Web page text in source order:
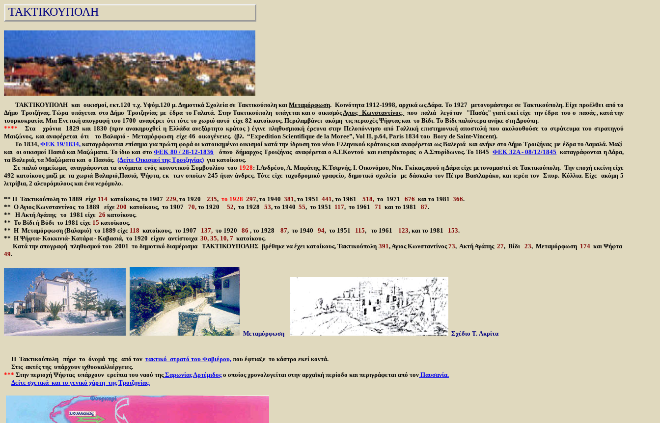
ΤΑΚΤΙΚΟΥΠΟΛΗ
ΤΑΚΤΙΚΟΥΠΟΛΗ και οικισμοί, εκτ.120 τ.χ. Υψόμ.120 μ. Δημοτικά Σχολεία σε Τακτικούπολη καιΜεταμόρφωση. Κοινότητα 1912-1998, αρχικά ως Δάρα. Το 1927 μετονομάστηκε σε Τακτικούπολη. Είχε προέλθει από το
Δήμο Τροιζήνας. Τώρα υπάγεται στο Δήμο Τροιζηνίας με έδρα το Γαλατά. Στην Τακτικούπολη υπάγεται και ο οικισμόςΑγιος Κωνσταντίνος, που παλιά λεγόταν "Πασάς" γιατί εκεί είχε την έδρα του ο πασάς , κατά την
τουρκοκρατία. Μια Ενετική απογραφή του 1700 αναφέρει ότι τότε το χωριό αυτό είχε 82 κατοίκους. Περιλαμβάνει ακόμη τις περιοχές Ψήφτας και το Βίδι. Το Βίδι παλιότερα ανήκε στη Δρυόπη.
****
Στα χρόνια 1829 και 1830 (πριν ανακηρυχθεί η Ελλάδα ανεξάρτητο κράτος ) έγινε πληθυσμιακή έρευνα στην Πελοπόννησο από Γαλλική επιστημονική αποστολή που ακολουθούσε το στράτευμα του στρατηγού
Μαιζώνος, και αναφέρεται ότι το Βαλαριό - Μεταμόρφωση είχε 46 οικογένειες. (βλ. “Expedition Scientifique de la Moree”, Vol II, p.64, Paris 1834 του Bory de Saint-Vincent).
Το 1834,ΦΕΚ 19/1834,καταγράφονται επίσημα για πρώτη φορά οι κατοικημένοι οικισμοί κατά την ίδρυση του νέου Ελληνικού κράτους και αναφέρεται ωςΒαλεριά και ανήκε στο Δήμο Τροιζήνας με έδρα το Δαμαλά. Μαζί
και οι οικισμοί Πασιά και Μαζώματα. Το ίδιο και στοΦΕΚ 80 / 28-12-1836 όπου δήμαρχος Τροιζήνας αναφέρεται ο Α.Γ.Κοντού και εισπράκτορας ο Α.Σπυρίδωνος. Το 1845ΦΕΚ 32Α - 08/12/1845 καταγράφονται η Δάρα,
τα Βαλεριά, τα Μαζώματα και ο Πασιάς. (Δείτε Οικισμοί της Τροιζηνίας) για κατοίκους.
Σε παλιό σημείωμα, αναγράφονται τα ονόματα ενός κοινοτικού Συμβουλίου του 1928: Ι.Ανδρέου, Α. Μαφάτης, Κ.Τσιρνής, Ι. Οικονόμου, Νικ. Γκίκας,αφού η Δάρα είχε μετονομαστεί σε Τακτικούπολη. Την εποχή εκείνη είχε
492 κατοίκους μαζί με τα χωριά Βαλαριό,Πασιά, Ψήφτα, εκ των οποίων 245 ήταν άνδρες. Τότε είχε ταχυδρομικό γραφείο, δημοτικό σχολείο με δάσκαλο τον Πέτρο Βασιλαράκο, και ιερέα τον Σπυρ. Κόλλια. Είχε ακόμη 5
λιτρίβια, 2 αλευρόμυλους και ένα νερόμυλο.
** Η Τακτικούπολη το 1889 είχε 114 κατοίκους, το 1907 229, το 1920 235, το 1928 297, το 1940 381, το 1951 441, το 1961 518, το 1971 676 και το 1981 366.
** Ο Αγιος Κωνσταντίνος το 1889 είχε 200 κατοίκους, το 1907 70, το 1920 52, το 1928 53, το 1940 55, το 1951 117, το 1961 71 και το 1981 87.
** Η Ακτή Αγάπης το 1981 είχε 26 κατοίκους.
** Το Βίδι ή Βύδι το 1981 είχε 15 κατοίκους.
** Η Μεταμόρφωση (Βαλαριό) το 1889 είχε 118 κατοίκους, το 1907 137, το 1920 86 , το 1928 87, το 1940 94, το 1951 115, το 1961 123, και το 1981 153.
** Η Ψήφτα- Κοκκινιά- Κατάρα - Καβασιά, το 1920 είχαν αντίστοιχα 30, 35, 10, 7 κατοίκους.
Κατά την απογραφή πληθυσμού του 2001 το δημοτικό διαμέρισμα ΤΑΚΤΙΚΟΥΠΟΛΗΣ βρέθηκε να έχει κατοίκους, Τακτικούπολη 391, Αγιος Κωνσταντίνος73, Ακτή Αγάπης 27, Βίδι 23, Μεταμόρφωση 174και Ψήφτα
49.
Μεταμόρφωση Σχέδιο Τ. Ακρίτα
Η Τακτικούπολη πήρε το όνομά της από τον τακτικό στρατό του Φαβιέρου, που έφτιαξε το κάστρο εκεί κοντά.
Στις ακτές της υπάρχουν ιχθυοκαλλιέργειες.
*** Στην περιοχή Ψήφτας υπάρχουν ερείπια του ναού τηςΣαρωνίας Αρτέμιδοςο οποίος χρονολογείται στην αρχαϊκή περίοδο και περιγράφεται από τον Παυσανία.
Δείτε σχετικά και το γενικό χάρτη της Τροιζηνίας.